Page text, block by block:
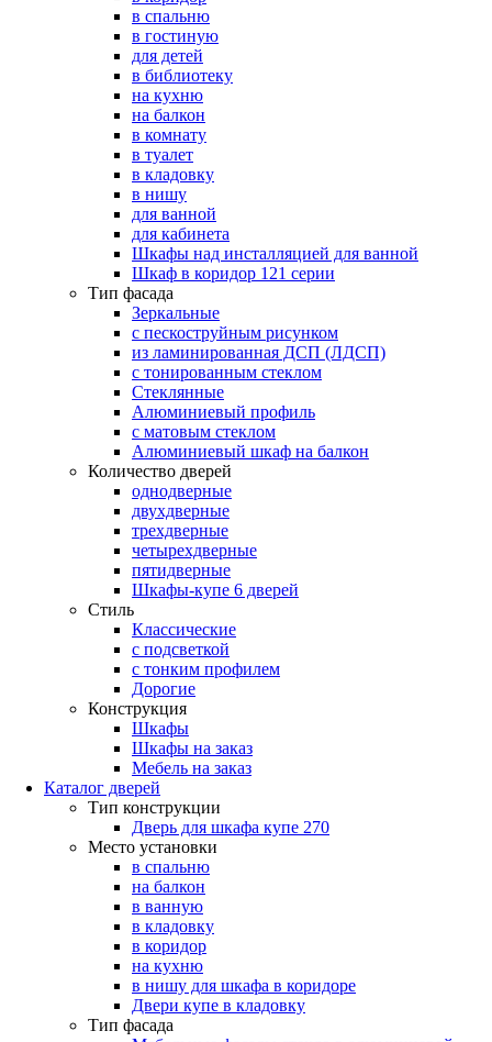
в спальню
в гостиную
для детей
в библиотеку
на кухню
на балкон
в комнату
в туалет
в кладовку
в нишу
для ванной
для кабинета
Шкафы над инсталляцией для ванной
Шкаф в коридор 121 серии
Тип фасада
Зеркальные
с пескоструйным рисунком
из ламинированная ДСП (ЛДСП)
с тонированным стеклом
Стеклянные
Алюминиевый профиль
с матовым стеклом
Алюминиевый шкаф на балкон
Количество дверей
однодверные
двухдверные
трехдверные
четырехдверные
пятидверные
Шкафы-купе 6 дверей
Стиль
Классические
с подсветкой
с тонким профилем
Дорогие
Конструкция
Шкафы
Шкафы на заказ
Мебель на заказ
Каталог дверей
Тип конструкции
Дверь для шкафа купе 270
Место установки
в спальню
на балкон
в ванную
в кладовку
в коридор
на кухню
в нишу для шкафа в коридоре
Двери купе в кладовку
Тип фасада